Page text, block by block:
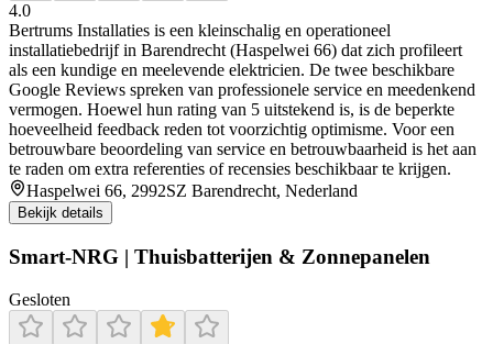
4.0
Bertrums Installaties is een kleinschalig en operationeel
installatiebedrijf in Barendrecht (Haspelwei 66) dat zich profileert
als een kundige en meelevende elektricien. De twee beschikbare
Google Reviews spreken van professionele service en meedenkend
vermogen. Hoewel hun rating van 5 uitstekend is, is de beperkte
hoeveelheid feedback reden tot voorzichtig optimisme. Voor een
betrouwbare beoordeling van service en betrouwbaarheid is het aan
te raden om extra referenties of recensies beschikbaar te krijgen.
Haspelwei 66, 2992SZ Barendrecht, Nederland
Bekijk details
Smart-NRG | Thuisbatterijen & Zonnepanelen
Gesloten